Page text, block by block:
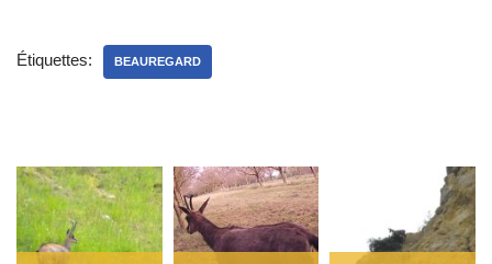
Étiquettes: BEAUREGARD